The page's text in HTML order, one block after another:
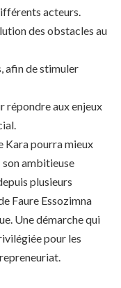
acteurs.
des obstacles au
afin de stimuler
répondre aux enjeux
Kara pourra mieux
son ambitieuse
plusieurs
Faure Essozimna
Une démarche qui
pour les